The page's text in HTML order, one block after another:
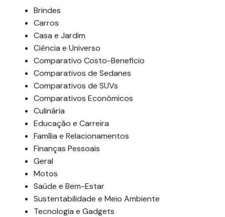
Brindes
Carros
Casa e Jardim
Ciência e Universo
Comparativo Costo-Beneficio
Comparativos de Sedanes
Comparativos de SUVs
Comparativos Econômicos
Culinária
Educação e Carreira
Família e Relacionamentos
Finanças Pessoais
Geral
Motos
Saúde e Bem-Estar
Sustentabilidade e Meio Ambiente
Tecnologia e Gadgets